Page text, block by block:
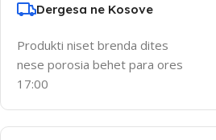
Dergesa ne Kosove
Produkti niset brenda dites
nese porosia behet para ores
17:00